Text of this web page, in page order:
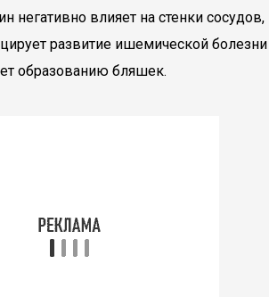
негативно влияет на стенки сосудов,
развитие ишемической болезни
образованию бляшек.